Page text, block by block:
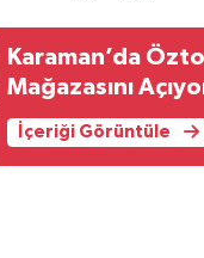
Karaman’da
Mağazasını
İçeriği Görüntüle